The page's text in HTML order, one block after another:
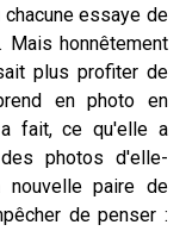
essaye de
honnêtement
plus profiter de
en photo en
a fait, ce qu'elle a
photos d'elle-
paire de
de penser :